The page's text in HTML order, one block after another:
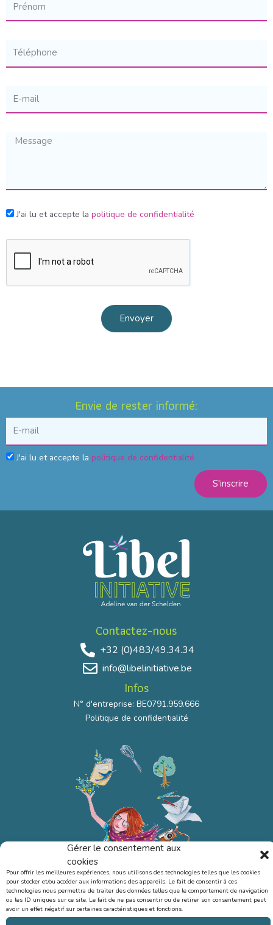
Gérer le consentement aux
cookies
Pour offrir les meilleures expériences, nous utilisons des technologies telles que les cookies
pour stocker et/ou accéder aux informations des appareils. Le fait de consentir à ces
technologies nous permettra de traiter des données telles que le comportement de navigation
ou les ID uniques sur ce site. Le fait de ne pas consentir ou de retirer son consentement peut
avoir un effet négatif sur certaines caractéristiques et fonctions.
J'ai lu et accepte la politique de confidentialité
Envoyer
Envie de rester informé:
J'ai lu et accepte la politique de confidentialité
S'inscrire
Contactez-nous
+32 (0)483/49.34.34
info@libelinitiative.be
Infos
N° d'entreprise: BE0791.959.666
Politique de confidentialité